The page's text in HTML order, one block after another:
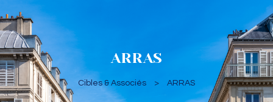
ARRAS
Cibles & Associés > ARRAS